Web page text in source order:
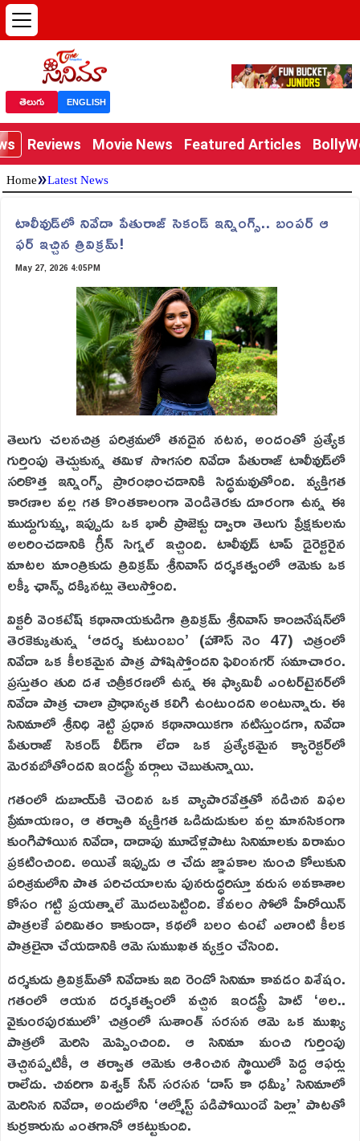
తెలుగు ENGLISH
Reviews Movie News Featured Articles
Home»Latest News
టాలీవుడ్‌లో నివేదా పేతురాజ్ సెకండ్ ఇన్నింగ్స్.. బంప‌ర్ ఆ
ఫ‌ర్ ఇచ్చిన త్రివిక్ర‌మ్‌!
May 27, 2026 4:05PM
తెలుగు చలనచిత్ర పరిశ్రమలో తనదైన నటన, అందంతో ప్రత్యేక
గుర్తింపు తెచ్చుకున్న తమిళ సొగసరి నివేదా పేతురాజ్ టాలీవుడ్‌లో
సరికొత్త ఇన్నింగ్స్ ప్రారంభించడానికి సిద్ధమవుతోంది. వ్యక్తిగత
కారణాల వల్ల గత కొంతకాలంగా వెండితెరకు దూరంగా ఉన్న ఈ
ముద్దుగుమ్మ, ఇప్పుడు ఒక భారీ ప్రాజెక్టు ద్వారా తెలుగు ప్రేక్షకులను
అలరించడానికి గ్రీన్ సిగ్నల్ ఇచ్చింది. టాలీవుడ్ టాప్ డైరెక్టరైన
మాటల మాంత్రికుడు త్రివిక్రమ్ శ్రీనివాస్ దర్శకత్వంలో ఆమెకు ఒక
లక్కీ ఛాన్స్ దక్కినట్లు తెలుస్తోంది.
విక్టరీ వెంకటేష్ కథానాయకుడిగా త్రివిక్రమ్ శ్రీనివాస్ కాంబినేషన్‌లో
తెరకెక్కుతున్న ‘ఆదర్శ కుటుంబం’ (హౌస్ నెం 47) చిత్రంలో
నివేదా ఒక కీలకమైన పాత్ర పోషిస్తోందని ఫిలింనగర్ సమాచారం.
ప్రస్తుతం తుది దశ చిత్రీకరణలో ఉన్న ఈ ఫ్యామిలీ ఎంటర్‌టైనర్‌లో
నివేదా పాత్ర చాలా ప్రాధాన్యత కలిగి ఉంటుందని అంటున్నారు. ఈ
సినిమాలో శ్రీనిధి శెట్టి ప్రధాన కథానాయికగా నటిస్తుండగా, నివేదా
పేతురాజ్ సెకండ్ లీడ్‌గా లేదా ఒక ప్రత్యేకమైన క్యారెక్టర్‌లో
మెరవబోతోందని ఇండస్ట్రీ వర్గాలు చెబుతున్నాయి.
గతంలో దుబాయ్‌కి చెందిన ఒక వ్యాపారవేత్తతో నడిచిన విఫల
ప్రేమాయణం, ఆ తర్వాతి వ్యక్తిగత ఒడిదుడుకుల వల్ల మానసికంగా
కుంగిపోయిన నివేదా, దాదాపు మూడేళ్లపాటు సినిమాలకు విరామం
ప్రకటించింది. అయితే ఇప్పుడు ఆ చేదు జ్ఞాపకాల నుంచి కోలుకుని
పరిశ్రమలోని పాత పరిచయాలను పునరుద్ధరిస్తూ వరుస అవకాశాల
కోసం గట్టి ప్రయత్నాలే మొదలుపెట్టింది. కేవలం సోలో హీరోయిన్
పాత్రలకే పరిమితం కాకుండా, కథలో బలం ఉంటే ఎలాంటి కీలక
పాత్రలైనా చేయడానికి ఆమె సుముఖత వ్యక్తం చేసింది.
దర్శకుడు త్రివిక్రమ్‌తో నివేదాకు ఇది రెండో సినిమా కావడం విశేషం.
గతంలో ఆయన దర్శకత్వంలో వచ్చిన ఇండస్ట్రీ హిట్ ‘అల..
వైకుంఠపురములో’ చిత్రంలో సుశాంత్ సరసన ఆమె ఒక ముఖ్య
పాత్రలో మెరిసి మెప్పించింది. ఆ సినిమా మంచి గుర్తింపు
తెచ్చినప్పటికీ, ఆ తర్వాత ఆమెకు ఆశించిన స్థాయిలో పెద్ద ఆఫర్లు
రాలేదు. చివరిగా విశ్వక్ సేన్ సరసన ‘దాస్ కా ధమ్కీ’ సినిమాలో
మెరిసిన నివేదా, అందులోని ‘ఆల్మోస్ట్ పడిపోయిందే పిల్లా’ పాటతో
కుర్రకారును ఎంతగానో ఆకట్టుకుంది.